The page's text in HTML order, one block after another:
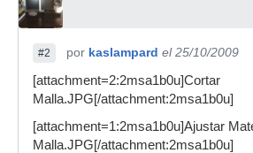
#2 por kaslampard el 25/10/2009
[attachment=2:2msa1b0u]Cortar
Malla.JPG[/attachment:2msa1b0u]
[attachment=1:2msa1b0u]Ajustar
Malla.JPG[/attachment:2msa1b0u]